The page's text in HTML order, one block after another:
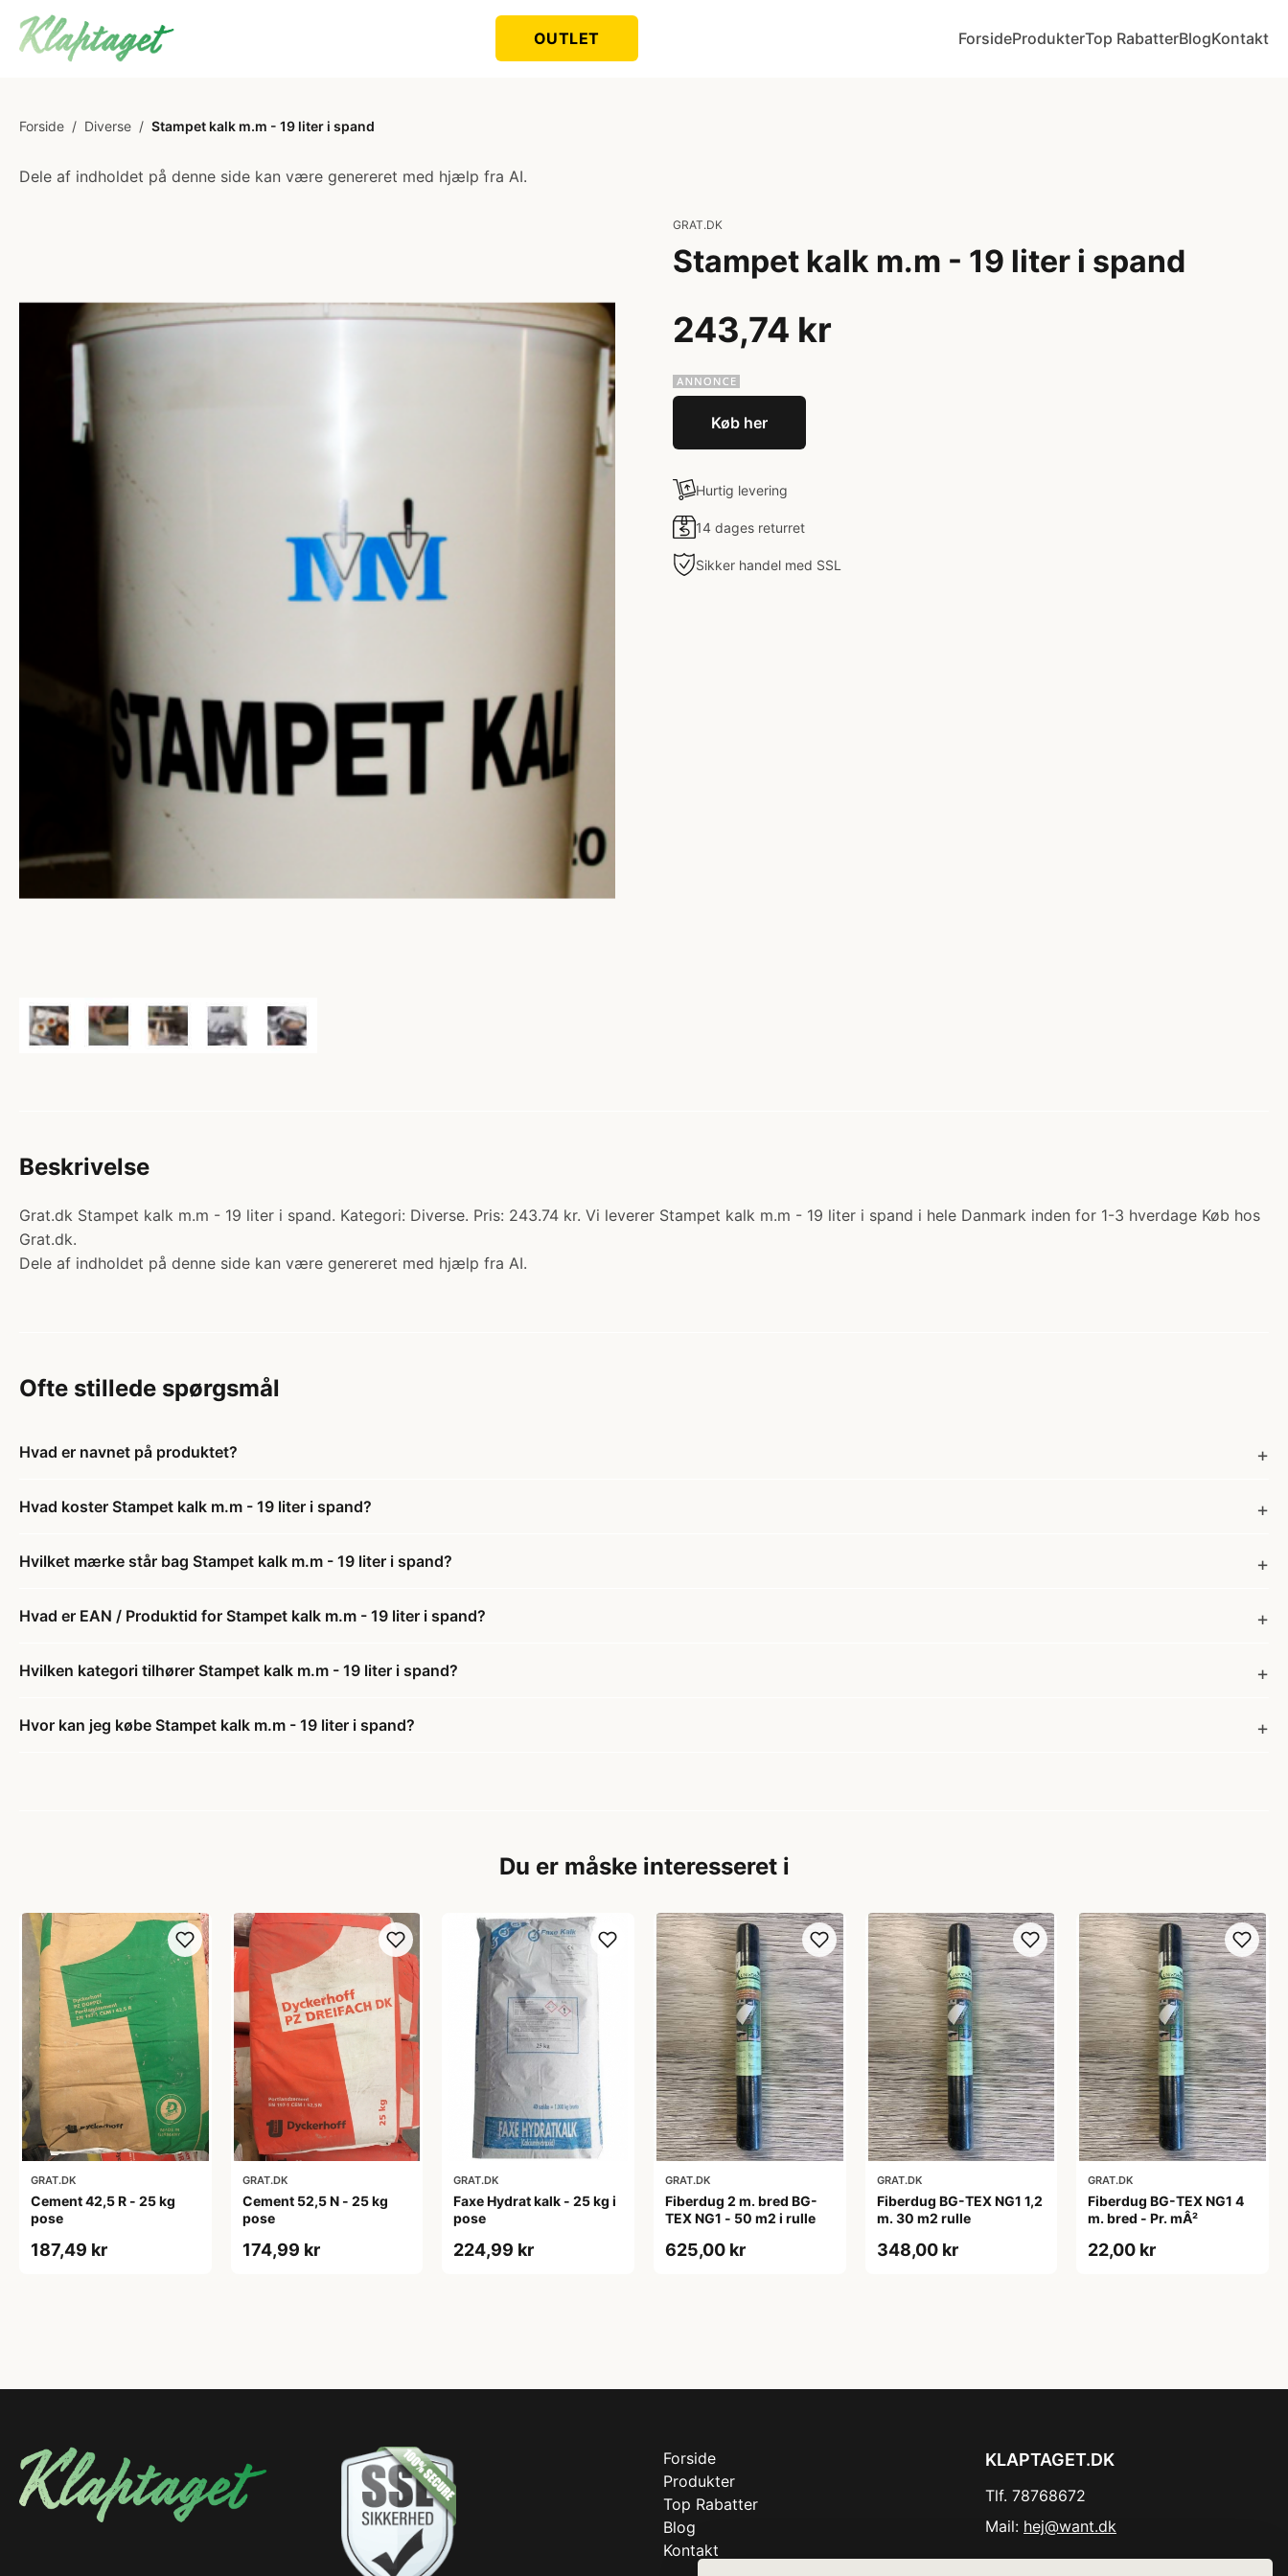
OUTLET ForsideProdukterTop RabatterBlogKontakt
Forside / Diverse / Stampet kalk m.m - 19 liter i spand
Dele af indholdet på denne side kan være genereret med hjælp fra AI.
GRAT.DK
Stampet kalk m.m - 19 liter i spand
243,74 kr
Køb her
Hurtig levering
14 dages returret
Sikker handel med SSL
Beskrivelse
Grat.dk Stampet kalk m.m - 19 liter i spand. Kategori: Diverse. Pris: 243.74 kr. Vi leverer Stampet kalk m.m - 19 liter i spand i hele Danmark inden for 1-3 hverdage Køb hos
Grat.dk.
Dele af indholdet på denne side kan være genereret med hjælp fra AI.
Ofte stillede spørgsmål
Hvad er navnet på produktet?
Hvad koster Stampet kalk m.m - 19 liter i spand?
Hvilket mærke står bag Stampet kalk m.m - 19 liter i spand?
Hvad er EAN / Produktid for Stampet kalk m.m - 19 liter i spand?
Hvilken kategori tilhører Stampet kalk m.m - 19 liter i spand?
Hvor kan jeg købe Stampet kalk m.m - 19 liter i spand?
Du er måske interesseret i
GRAT.DK
Cement 42,5 R - 25 kg
pose
187,49 kr
GRAT.DK
Cement 52,5 N - 25 kg
pose
174,99 kr
GRAT.DK
Faxe Hydrat kalk - 25 kg i
pose
224,99 kr
GRAT.DK
Fiberdug 2 m. bred BG-
TEX NG1 - 50 m2 i rulle
625,00 kr
GRAT.DK
Fiberdug BG-TEX NG1 1,2
m. 30 m2 rulle
348,00 kr
GRAT.DK
Fiberdug BG-TEX NG1 4
m. bred - Pr. mÂ²
22,00 kr
Forside
Produkter
Top Rabatter
Blog
Kontakt
KLAPTAGET.DK
Tlf. 78768672
Mail: hej@want.dk